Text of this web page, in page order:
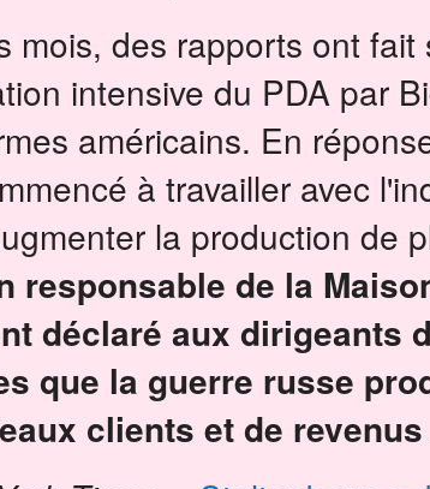
mois, des rapports ont fait
intensive du PDA par
américains. En
à travailler avec
la production de
responsable de la
déclaré aux dirigeants
que la guerre russe
clients et de revenus